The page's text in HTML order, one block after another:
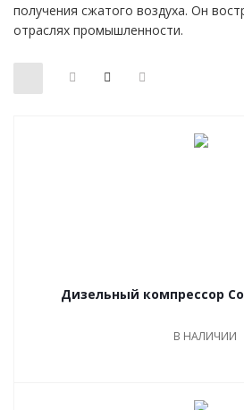
получения сжатого воздуха. Он
отраслях промышленности.
Дизельный компрессор
В НАЛИЧИИ